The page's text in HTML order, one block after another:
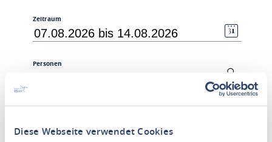
Diese Webseite verwendet Cookies
Zeitraum
Personen